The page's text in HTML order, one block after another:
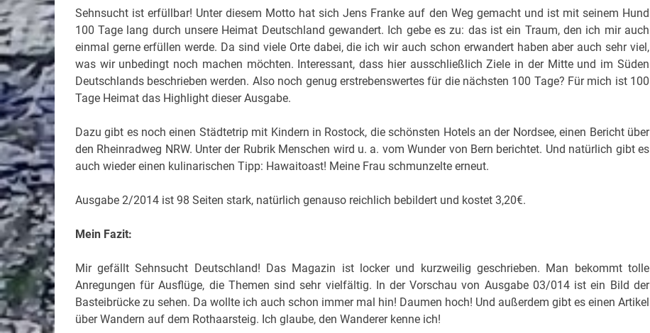
Sehnsucht ist erfüllbar! Unter diesem Motto hat sich Jens Franke auf den Weg gemacht und ist mit seinem Hund
100 Tage lang durch unsere Heimat Deutschland gewandert. Ich gebe es zu: das ist ein Traum, den ich mir auch
einmal gerne erfüllen werde. Da sind viele Orte dabei, die ich wir auch schon erwandert haben aber auch sehr viel,
was wir unbedingt noch machen möchten. Interessant, dass hier ausschließlich Ziele in der Mitte und im Süden
Deutschlands beschrieben werden. Also noch genug erstrebenswertes für die nächsten 100 Tage? Für mich ist 100
Tage Heimat das Highlight dieser Ausgabe.
Dazu gibt es noch einen Städtetrip mit Kindern in Rostock, die schönsten Hotels an der Nordsee, einen Bericht über
den Rheinradweg NRW. Unter der Rubrik Menschen wird u. a. vom Wunder von Bern berichtet. Und natürlich gibt es
auch wieder einen kulinarischen Tipp: Hawaitoast! Meine Frau schmunzelte erneut.
Ausgabe 2/2014 ist 98 Seiten stark, natürlich genauso reichlich bebildert und kostet 3,20€.
Mein Fazit:
Mir gefällt Sehnsucht Deutschland! Das Magazin ist locker und kurzweilig geschrieben. Man bekommt tolle
Anregungen für Ausflüge, die Themen sind sehr vielfältig. In der Vorschau von Ausgabe 03/014 ist ein Bild der
Basteibrücke zu sehen. Da wollte ich auch schon immer mal hin! Daumen hoch! Und außerdem gibt es einen Artikel
über Wandern auf dem Rothaarsteig. Ich glaube, den Wanderer kenne ich!